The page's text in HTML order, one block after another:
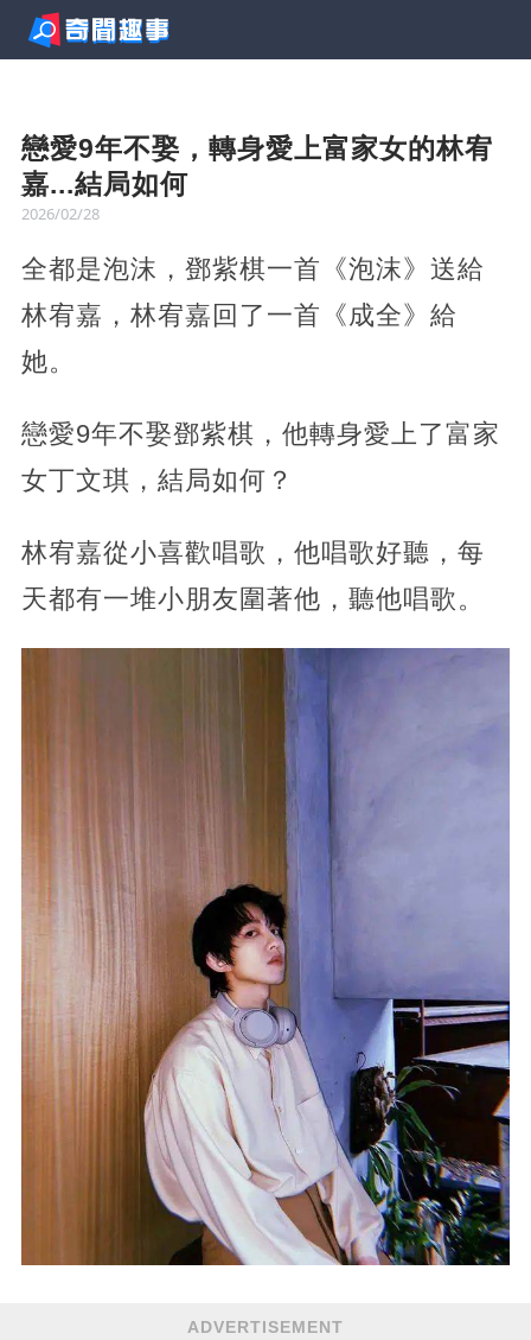
戀愛9年不娶，轉身愛上富家女的林宥
嘉...結局如何
2026/02/28
全都是泡沫，鄧紫棋一首《泡沫》送給
林宥嘉，林宥嘉回了一首《成全》給
她。
戀愛9年不娶鄧紫棋，他轉身愛上了富家
女丁文琪，結局如何？
林宥嘉從小喜歡唱歌，他唱歌好聽，每
天都有一堆小朋友圍著他，聽他唱歌。
ADVERTISEMENT